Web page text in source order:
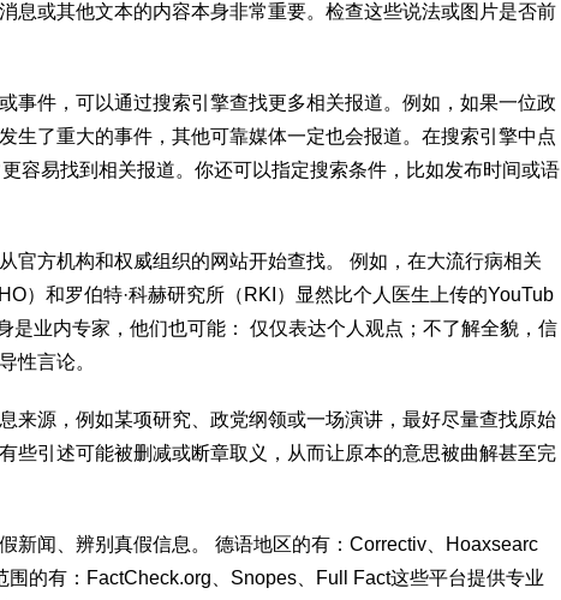
息或其他文本的内容本身非常重要。检查这些说法或图片是否前
事件，可以通过搜索引擎查找更多相关报道。例如，如果一位政
生了重大的事件，其他可靠媒体一定也会报道。在搜索引擎中点
容易找到相关报道。你还可以指定搜索条件，比如发布时间或语
官方机构和权威组织的网站开始查找。 例如，在大流行病相关
）和罗伯特·科赫研究所（RKI）显然比个人医生上传的YouTub
是业内专家，他们也可能： 仅仅表达个人观点；不了解全貌，信
性言论。
来源，例如某项研究、政党纲领或一场演讲，最好尽量查找原始
些引述可能被删减或断章取义，从而让原本的意思被曲解甚至完
新闻、辨别真假信息。 德语地区的有：Correctiv、Hoaxsearc
围的有：FactCheck.org、Snopes、Full Fact这些平台提供专业